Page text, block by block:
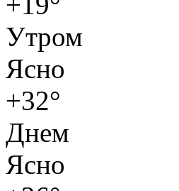
Утром
Ясно
+32°
Днем
Ясно